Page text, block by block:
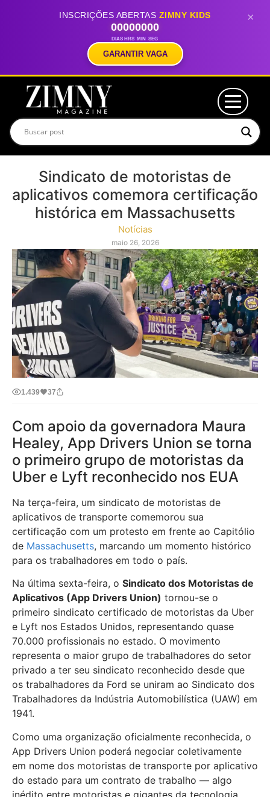
INSCRIÇÕES ABERTAS ZIMNY KIDS
00
DIAS
00
HRS
00
MIN
00
SEG
GARANTIR VAGA
×
Sindicato de motoristas de
aplicativos comemora certificação
histórica em Massachusetts
Notícias
maio 26, 2026
1.439 37
Com apoio da governadora Maura
Healey, App Drivers Union se torna
o primeiro grupo de motoristas da
Uber e Lyft reconhecido nos EUA
Na terça-feira, um sindicato de motoristas de
aplicativos de transporte comemorou sua
certificação com um protesto em frente ao Capitólio
de Massachusetts, marcando um momento histórico
para os trabalhadores em todo o país.
Na última sexta-feira, o Sindicato dos Motoristas de
Aplicativos (App Drivers Union) tornou-se o
primeiro sindicato certificado de motoristas da Uber
e Lyft nos Estados Unidos, representando quase
70.000 profissionais no estado. O movimento
representa o maior grupo de trabalhadores do setor
privado a ter seu sindicato reconhecido desde que
os trabalhadores da Ford se uniram ao Sindicato dos
Trabalhadores da Indústria Automobilística (UAW) em
1941.
Como uma organização oficialmente reconhecida, o
App Drivers Union poderá negociar coletivamente
em nome dos motoristas de transporte por aplicativo
do estado para um contrato de trabalho — algo
inédito entre motoristas e gigantes da tecnologia.